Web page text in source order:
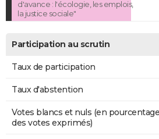
d'avance : l'écologie, les emplois,
la justice sociale"
Participation au scrutin
Taux de participation
Taux d'abstention
Votes blancs et nuls (en pourcentage
des votes exprimés)